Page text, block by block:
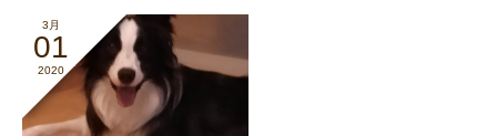
3月
01
2020